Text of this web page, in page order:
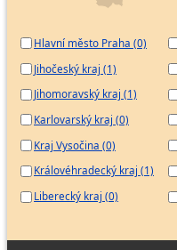
Hlavní město Praha (0)
Jihočeský kraj (1)
Jihomoravský kraj (1)
Karlovarský kraj (0)
Kraj Vysočina (0)
Královéhradecký kraj (1)
Liberecký kraj (0)